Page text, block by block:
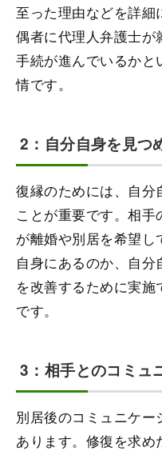
至った理由などを詳
偶者に代理人弁護士
手続が進んでいるか
情です。
2：自分自身を見つ
復縁のためには、自分
ことが重要です。相
が離婚や別居を希望
自身にあるのか、自
を改善するために実施
です。
3：相手とのコミュ
別居後のコミュニケ
あります。修復を求